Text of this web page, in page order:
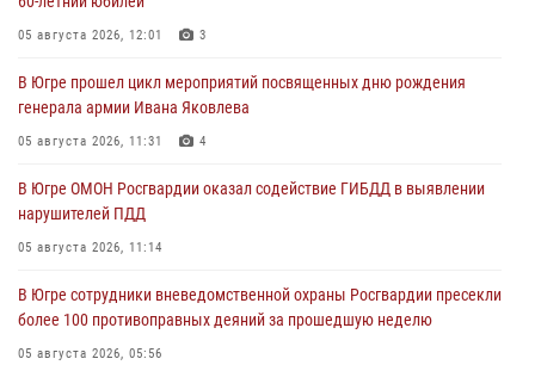
05 августа 2026, 12:01 3
В Югре прошел цикл мероприятий посвященных дню рождения
генерала армии Ивана Яковлева
05 августа 2026, 11:31 4
В Югре ОМОН Росгвардии оказал содействие ГИБДД в выявлении
нарушителей ПДД
05 августа 2026, 11:14
В Югре сотрудники вневедомственной охраны Росгвардии пресекли
более 100 противоправных деяний за прошедшую неделю
05 августа 2026, 05:56